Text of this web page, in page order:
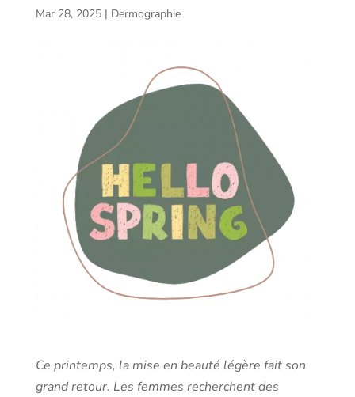
Mar 28, 2025| Dermographie
Ce printemps, la mise en beauté légère fait son
grand retour. Les femmes recherchent des